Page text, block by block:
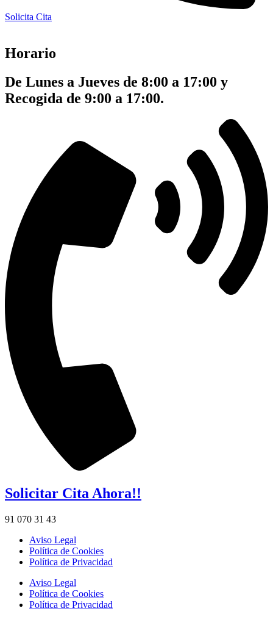
Solicita Cita
Horario
De Lunes a Jueves de 8:00 a 17:00 y
Recogida de 9:00 a 17:00.
Solicitar Cita Ahora!!
91 070 31 43
Aviso Legal
Política de Cookies
Política de Privacidad
Aviso Legal
Política de Cookies
Política de Privacidad